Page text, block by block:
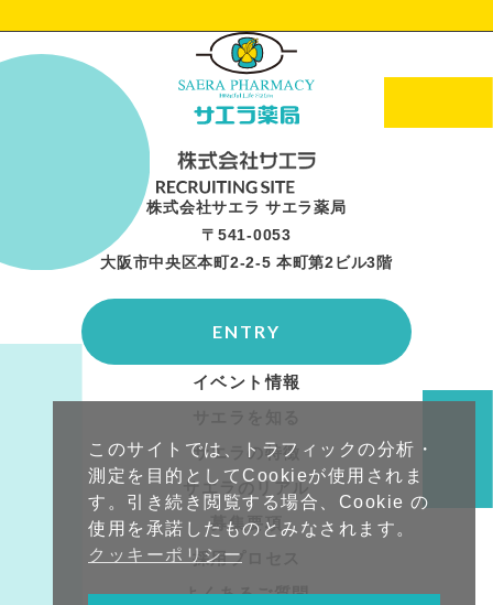
株式会社サエラ サエラ薬局
〒541-0053
大阪市中央区本町2-2-5 本町第2ビル3階
イベント情報
サエラの特徴
サエラのリアル
募集要項
採用プロセス
よくあるご質問
ENTRY
このサイトでは、トラフィックの分析・
測定を目的としてCookieが使用されま
す。引き続き閲覧する場合、Cookie の
使用を承諾したものとみなされます。
クッキーポリシー